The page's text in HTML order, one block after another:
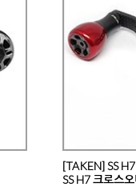
[TAKEN] SS
SS H7 크로스